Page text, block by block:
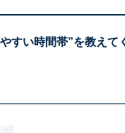
すい時間帯”を教えて